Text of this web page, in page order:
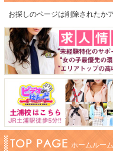
お探しのページは削除されたか
TOP PAGE ホームルーム